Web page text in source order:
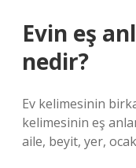
Evin eş
nedir?
Ev kelimesinin
kelimesinin eş
aile, beyit, yer,